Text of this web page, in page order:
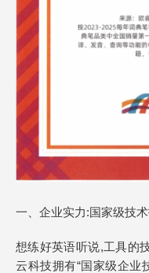
一、企业实力:国家级技
想练好英语听说,工具的
云科技拥有“国家级企业